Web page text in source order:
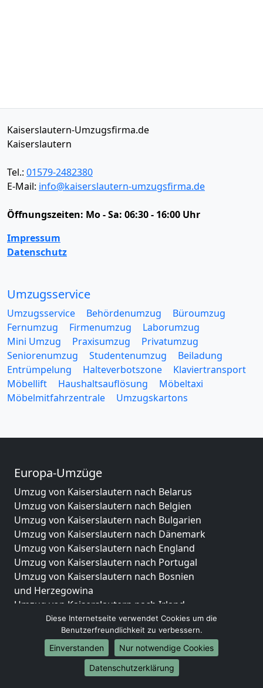
Kaiserslautern-Umzugsfirma.de
Kaiserslautern
Tel.: 01579-2482380
E-Mail: info@kaiserslautern-umzugsfirma.de
Öffnungszeiten: Mo - Sa: 06:30 - 16:00 Uhr
Impressum
Datenschutz
Umzugsservice
Umzugsservice Behördenumzug
Büroumzug
Fernumzug
Firmenumzug
Laborumzug
Mini Umzug
Praxisumzug
Privatumzug
Seniorenumzug
Studentenumzug
Beiladung
Entrümpelung
Halteverbotszone
Klaviertransport
Möbellift
Haushaltsauflösung
Möbeltaxi
Möbelmitfahrzentrale
Umzugskartons
Europa-Umzüge
Umzug von Kaiserslautern nach Belarus
Umzug von Kaiserslautern nach Belgien
Umzug von Kaiserslautern nach Bulgarien
Umzug von Kaiserslautern nach Dänemark
Umzug von Kaiserslautern nach England
Umzug von Kaiserslautern nach Portugal
Umzug von Kaiserslautern nach Bosnien
und Herzegowina
Umzug von Kaiserslautern nach Irland
Umzug von Kaiserslautern nach Lettland
Umzug von Kaiserslautern nach Zypern
Umzug von Kaiserslautern nach Kroatien
Umzug von Kaiserslautern nach Estland
Umzug von Kaiserslautern nach Finnland
Diese Internetseite verwendet Cookies um die
Benutzerfreundlichkeit zu verbessern.
Einverstanden
Nur notwendige Cookies
Datenschutzerklärung